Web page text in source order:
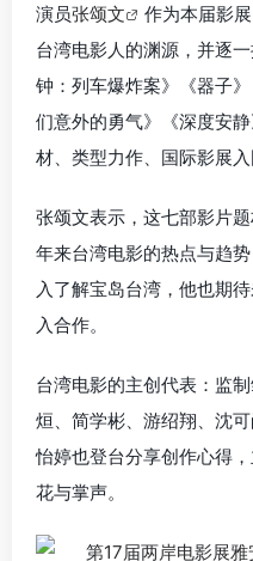
演员张颂文
作为本届影
台湾电影人的渊源，并逐
钟：列车爆炸案》《器子
们意外的勇气》《深度安
材、类型力作、国际影展入
张颂文表示，这七部影片
年来台湾电影的热点与趋
入了解宝岛台湾，他也期
入合作。
台湾电影的主创代表：监
烜、简学彬、游绍翔、沈
怡婷也登台分享创作心得
花与掌声。